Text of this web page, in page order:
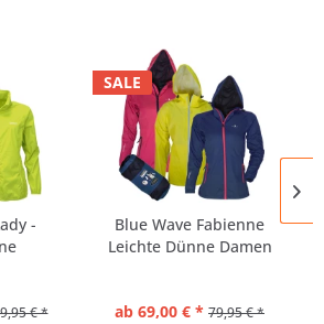
-
€ *
SALE
Blue Wave Fabienne
Leichte Dünne Damen
ab 69,00 € * 79,95 € *